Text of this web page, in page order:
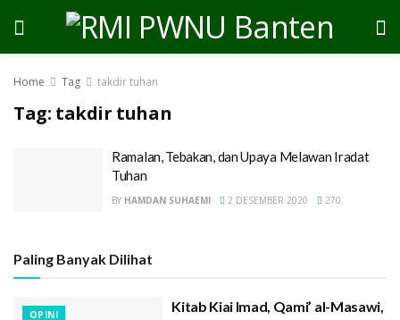
Home Tag takdir tuhan
Tag: takdir tuhan
Ramalan, Tebakan, dan Upaya Melawan Iradat
Tuhan
BY HAMDAN SUHAEMI 2 DESEMBER 2020 270
Paling Banyak Dilihat
OPINI
Kitab Kiai Imad, Qami’ al-Masawi,